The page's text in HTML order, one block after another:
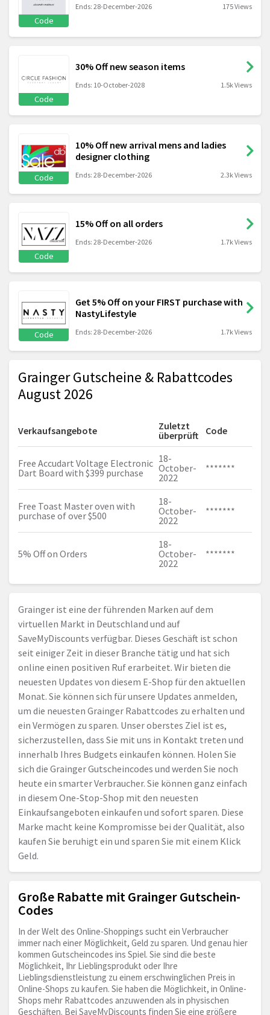
Code
Ends: 28-December-2026 175 Views
Code
30% Off new season items
Ends: 10-October-2028 1.5k Views
Code
10% Off new arrival mens and ladies
designer clothing
Ends: 28-December-2026 2.3k Views
Code
15% Off on all orders
Ends: 28-December-2026 1.7k Views
Code
Get 5% Off on your FIRST purchase with
NastyLifestyle
Ends: 28-December-2026 1.7k Views
Grainger Gutscheine & Rabattcodes
August 2026
Verkaufsangebote
Zuletzt
überprüft
Code
Free Accudart Voltage Electronic
Dart Board with $399 purchase
18-
October-
2022
*******
Free Toast Master oven with
purchase of over $500
18-
October-
2022
*******
5% Off on Orders
18-
October-
2022
*******
Grainger ist eine der führenden Marken auf dem
virtuellen Markt in Deutschland und auf
SaveMyDiscounts verfügbar. Dieses Geschäft ist schon
seit einiger Zeit in dieser Branche tätig und hat sich
online einen positiven Ruf erarbeitet. Wir bieten die
neuesten Updates von diesem E-Shop für den aktuellen
Monat. Sie können sich für unsere Updates anmelden,
um die neuesten Grainger Rabattcodes zu erhalten und
ein Vermögen zu sparen. Unser oberstes Ziel ist es,
sicherzustellen, dass Sie mit uns in Kontakt treten und
innerhalb Ihres Budgets einkaufen können. Holen Sie
sich die Grainger Gutscheincodes und werden Sie noch
heute ein smarter Verbraucher. Sie können ganz einfach
in diesem One-Stop-Shop mit den neuesten
Einkaufsangeboten einkaufen und sofort sparen. Diese
Marke macht keine Kompromisse bei der Qualität, also
kaufen Sie beruhigt ein und sparen Sie mit einem Klick
Geld.
Große Rabatte mit Grainger Gutschein-
Codes
In der Welt des Online-Shoppings sucht ein Verbraucher
immer nach einer Möglichkeit, Geld zu sparen. Und genau hier
kommen Gutscheincodes ins Spiel. Sie sind die beste
Möglichkeit, Ihr Lieblingsprodukt oder Ihre
Lieblingsdienstleistung zu einem erschwinglichen Preis in
Online-Shops zu kaufen. Sie haben die Möglichkeit, in Online-
Shops mehr Rabattcodes anzuwenden als in physischen
Geschäften. Bei SaveMyDiscounts finden Sie eine größere